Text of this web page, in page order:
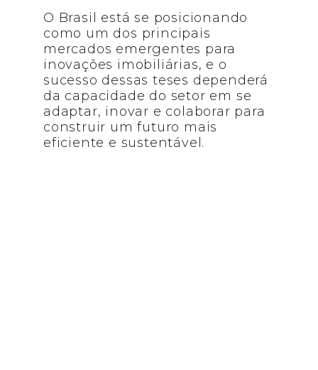
O Brasil está se posicionando
como um dos principais
mercados emergentes para
inovações imobiliárias, e o
sucesso dessas teses dependerá
da capacidade do setor em se
adaptar, inovar e colaborar para
construir um futuro mais
eficiente e sustentável.